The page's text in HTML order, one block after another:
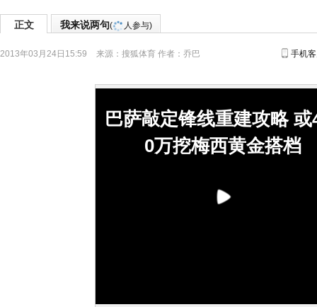
正文 我来说两句( 人参与)
2013年03月24日15:59 来源： 搜狐体育 作者：乔巴 手机
巴萨敲定锋线重建攻略 或
0万挖梅西黄金搭档